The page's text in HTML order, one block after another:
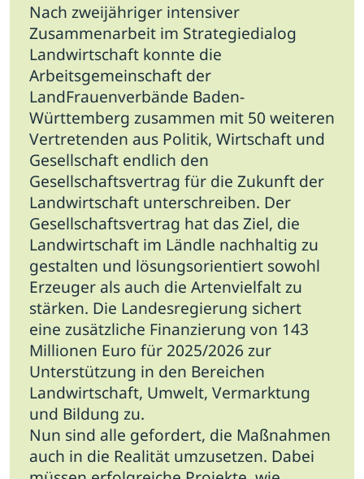
Nach zweijähriger intensiver
Zusammenarbeit im Strategiedialog
Landwirtschaft konnte die
Arbeitsgemeinschaft der
LandFrauenverbände Baden-
Württemberg zusammen mit 50 weiteren
Vertretenden aus Politik, Wirtschaft und
Gesellschaft endlich den
Gesellschaftsvertrag für die Zukunft der
Landwirtschaft unterschreiben. Der
Gesellschaftsvertrag hat das Ziel, die
Landwirtschaft im Ländle nachhaltig zu
gestalten und lösungsorientiert sowohl
Erzeuger als auch die Artenvielfalt zu
stärken. Die Landesregierung sichert
eine zusätzliche Finanzierung von 143
Millionen Euro für 2025/2026 zur
Unterstützung in den Bereichen
Landwirtschaft, Umwelt, Vermarktung
und Bildung zu.
Nun sind alle gefordert, die Maßnahmen
auch in die Realität umzusetzen. Dabei